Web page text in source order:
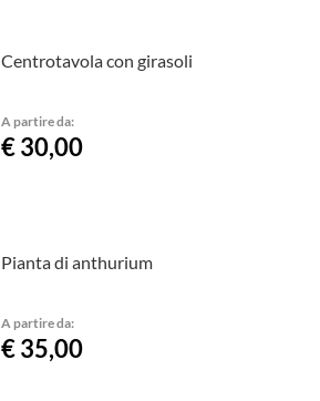
Centrotavola con girasoli
A partire da:
€ 30,00
Pianta di anthurium
A partire da:
€ 35,00